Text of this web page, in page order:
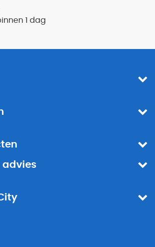
1 dag
advies